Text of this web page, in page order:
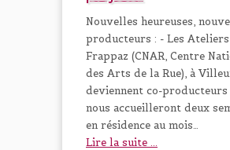
Nouvelles heureuses,
producteurs : - Les Ateliers
Frappaz (CNAR, Centre
des Arts de la Rue), à
deviennent co-producteurs
nous accueilleront deux
en résidence au mois…
Lire la suite ...